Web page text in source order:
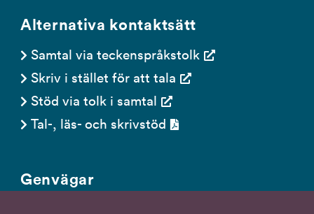
Alternativa kontaktsätt
Samtal via teckenspråkstolk
Skriv i stället för att tala
Stöd via tolk i samtal
Tal-, läs- och skrivstöd
Genvägar